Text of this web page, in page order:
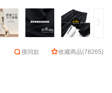
搜同款 收藏商品(78265)